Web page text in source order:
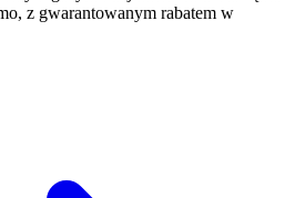
z gwarantowanym rabatem w